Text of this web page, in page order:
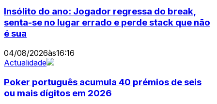
Insólito do ano: Jogador regressa do break,
senta-se no lugar errado e perde stack que não
é sua
04/08/2026às16:16
Actualidade
Poker português acumula 40 prémios de seis
ou mais dígitos em 2026